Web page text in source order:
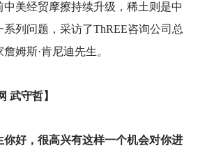
美经贸摩擦持续升级，稀土则是中
列问题，采访了ThREE咨询公司总
姆斯·肯尼迪先生。
武守哲】
好，很高兴有这样一个机会对你进